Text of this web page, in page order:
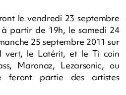
le vendredi 23 septembre
partir de 19h, le samedi 24
25 septembre 2011 sur
vert, le Latérit, et le Ti coin
Maronaz, Lezarsonic, ou
feront partie des artistes